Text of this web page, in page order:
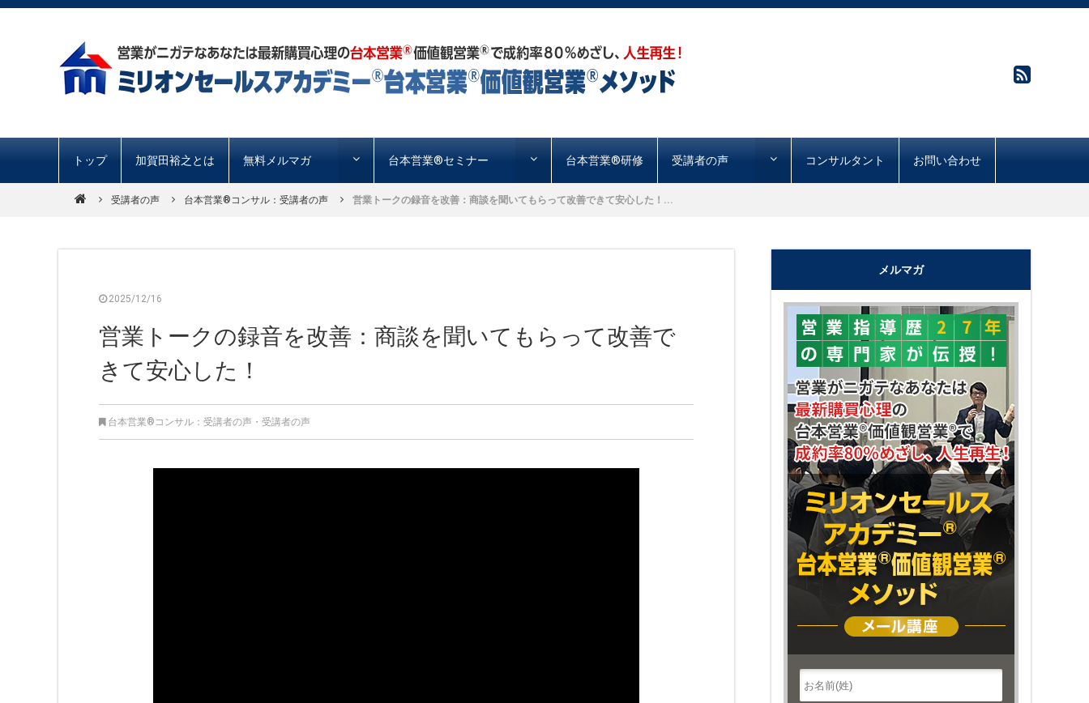
トップ 加賀田裕之とは 無料メルマガ 台本営業®︎セミナー 台本営業®︎研修 受講者の声 コンサルタント お問い合わせ
受講者の声 台本営業®︎コンサル：受講者の声 営業トークの録音を改善：商談を聞いてもらって改善できて安心した！...
2025/12/16
営業トークの録音を改善：商談を聞いてもらって改善で
きて安心した！
台本営業®︎コンサル：受講者の声 ・ 受講者の声
メルマガ